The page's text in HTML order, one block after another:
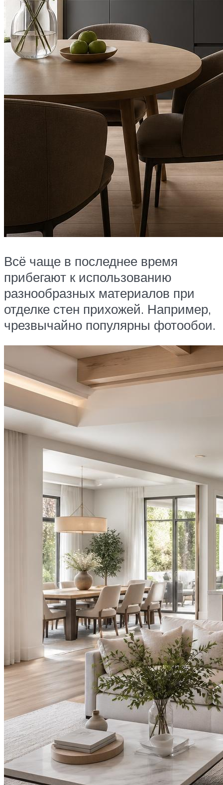
Всё чаще в последнее время
прибегают к использованию
разнообразных материалов при
отделке стен прихожей. Например,
чрезвычайно популярны фотообои.